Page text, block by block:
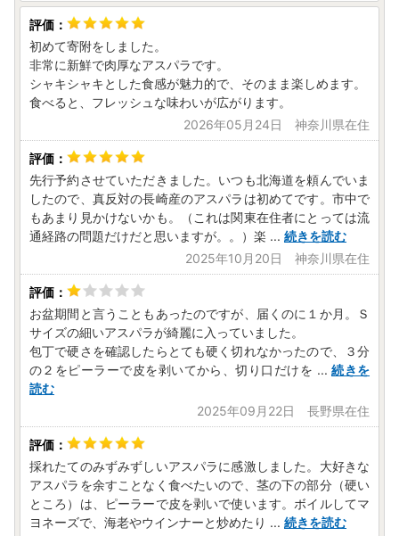
指定対象期間は、令和７年１０月１日から令和８年９月３０
日までです。
▼個人情報の取り扱いについて
お寄せいただいた個人情報は、寄附金の受付、入金及び返礼
品発送に係る確認・連絡、各種お問い合わせ、寄附の使い道
のお知らせの広報等に利用するものであり、それ以外の目的
で使用するものではありません。
返礼品発送に関して、必要最低限の範囲において返礼品取扱
い事業者に通知します。
※お名前に旧字体または機種依存文字などが含まれている場
合、当市からお送りするメールにおいて、システム上一部の
メールソフトにて文字化けが発生する可能性がございます。
何卒ご了承ください。
■お問合わせ先■
壱岐市ふるさと納税お問い合わせ窓口
TEL：050-8885-0497
FAX：050-6868-2343
受付時間：9:00～17:00
(土曜日・日曜日・祝日及び12月29日～1月3日を除く)
初めて寄附をしました。
非常に新鮮で肉厚なアスパラです。
シャキシャキとした食感が魅力的で、そのまま楽しめます。
食べると、フレッシュな味わいが広がります。
2026年05月24日 神奈川県在住
先行予約させていただきました。いつも北海道を頼んでいま
したので、真反対の長崎産のアスパラは初めてです。市中で
もあまり見かけないかも。（これは関東在住者にとっては流
通経路の問題だけだと思いますが。。）楽 ... 続きを読む
2025年10月20日 神奈川県在住
お盆期間と言うこともあったのですが、届くのに１か月。Ｓ
サイズの細いアスパラが綺麗に入っていました。
包丁で硬さを確認したらとても硬く切れなかったので、３分
の２をピーラーで皮を剥いてから、切り口だけを ... 続きを
読む
2025年09月22日 長野県在住
採れたてのみずみずしいアスパラに感激しました。大好きな
アスパラを余すことなく食べたいので、茎の下の部分（硬い
ところ）は、ピーラーで皮を剥いで使います。ボイルしてマ
ヨネーズで、海老やウインナーと炒めたり ... 続きを読む